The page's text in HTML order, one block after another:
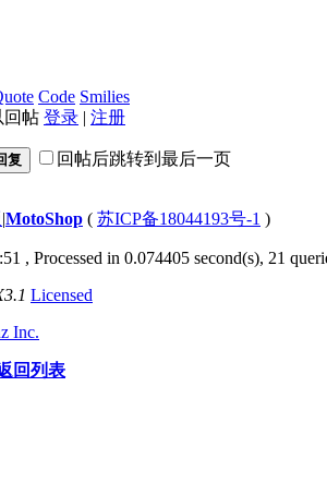
Code Smilies
回帖 登录 | 注册
复 回帖后跳转到最后一页
|MotoShop ( 苏ICP备18044193号-1 )
, Processed in 0.074405 second(s), 21
Licensed
Inc.
回列表